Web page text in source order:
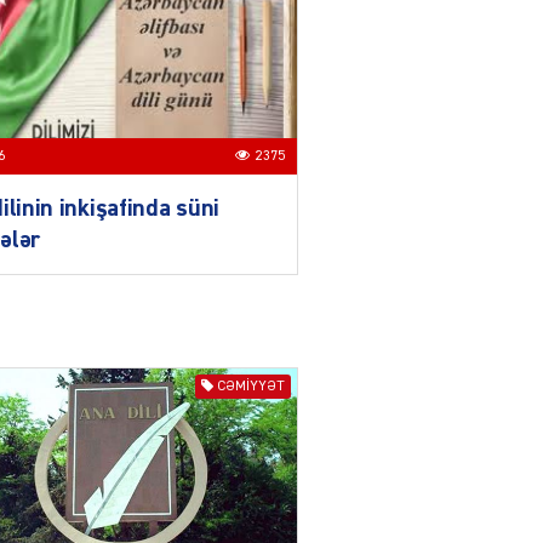
Azərbaycanın xarici
siyasəti açıq,
balanslaşdırılmış
siyasətdir
03.08.2026 5513
Azərbaycan son illərdə
Türk dövlətləri ilə
Qırğızıstanın dağ turizmi,
Azərbaycanın isə tarix
vəmədəniyyət turizmi böyük
imkanlara malikdir
03.08.2026 5513
2375
inkişafinda süni
CƏMIYYƏT